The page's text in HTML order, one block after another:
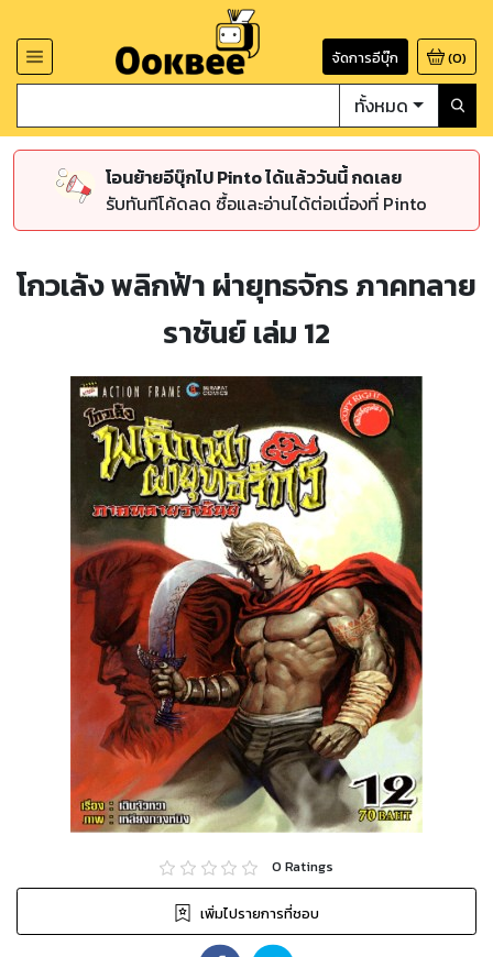
จัดการอีบุ๊ก (0)
ทั้งหมด
โอนย้ายอีบุ๊กไป Pinto ได้แล้ววันนี้ กดเลย
รับทันทีโค้ดลด ซื้อและอ่านได้ต่อเนื่องที่ Pinto
โกวเล้ง พลิกฟ้า ผ่ายุทธจักร ภาคทลาย
ราชันย์ เล่ม 12
0 Ratings
เพิ่มไปรายการที่ชอบ